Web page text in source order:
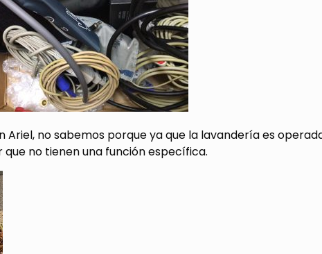
Ariel, no sabemos porque ya que la lavandería es
no tienen una función específica.